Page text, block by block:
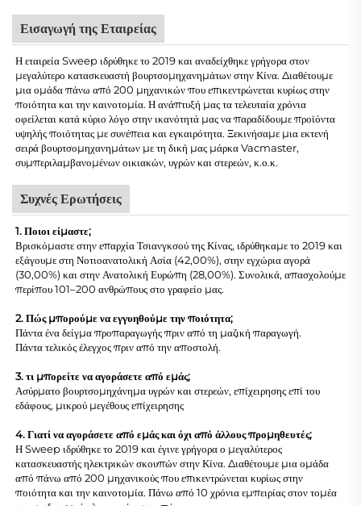
Εισαγωγή της Εταιρείας
Η εταιρεία Sweep ιδρύθηκε το 2019 και αναδείχθηκε γρήγορα στον
μεγαλύτερο κατασκευαστή βουρτσομηχανημάτων στην Κίνα. Διαθέτουμε
μια ομάδα πάνω από 200 μηχανικών που επικεντρώνεται κυρίως στην
ποιότητα και την καινοτομία. Η ανάπτυξή μας τα τελευταία χρόνια
οφείλεται κατά κύριο λόγο στην ικανότητά μας να παραδίδουμε προϊόντα
υψηλής ποιότητας με συνέπεια και εγκαιρότητα. Ξεκινήσαμε μια εκτενή
σειρά βουρτσομηχανημάτων με τη δική μας μάρκα Vacmaster,
συμπεριλαμβανομένων οικιακών, υγρών και στερεών, κ.ο.κ.
Συχνές Ερωτήσεις
1. Ποιοι είμαστε;
Βρισκόμαστε στην επαρχία Τσιανγκσού της Κίνας, ιδρύθηκαμε το 2019 και
εξάγουμε στη Νοτιοανατολική Ασία (42,00%), στην εγχώρια αγορά
(30,00%) και στην Ανατολική Ευρώπη (28,00%). Συνολικά, απασχολούμε
περίπου 101–200 ανθρώπους στο γραφείο μας.
2. Πώς μπορούμε να εγγυηθούμε την ποιότητα;
Πάντα ένα δείγμα προπαραγωγής πριν από τη μαζική παραγωγή.
Πάντα τελικός έλεγχος πριν από την αποστολή.
3. τι μπορείτε να αγοράσετε από εμάς;
Ασύρματο βουρτσομηχάνημα υγρών και στερεών, επίχειρησης επί του
εδάφους, μικρού μεγέθους επίχειρησης
4. Γιατί να αγοράσετε από εμάς και όχι από άλλους προμηθευτές;
Η Sweep ιδρύθηκε το 2019 και έγινε γρήγορα ο μεγαλύτερος
κατασκευαστής ηλεκτρικών σκουπών στην Κίνα. Διαθέτουμε μια ομάδα
από πάνω από 200 μηχανικούς που επικεντρώνεται κυρίως στην
ποιότητα και την καινοτομία. Πάνω από 10 χρόνια εμπειρίας στον τομέα